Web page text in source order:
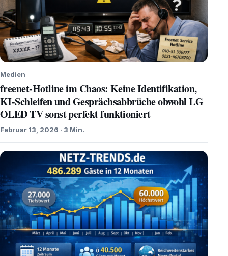
Medien
freenet-Hotline im Chaos: Keine Identifikation,
KI-Schleifen und Gesprächsabbrüche obwohl LG
OLED TV sonst perfekt funktioniert
Februar 13, 2026 · 3 Min.